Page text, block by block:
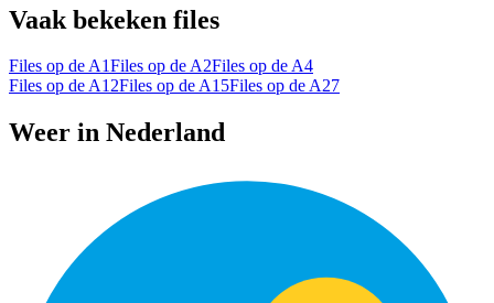
Vaak bekeken files
Files op de A1Files op de A2Files op de A4
Files op de A12Files op de A15Files op de A27
Weer in Nederland